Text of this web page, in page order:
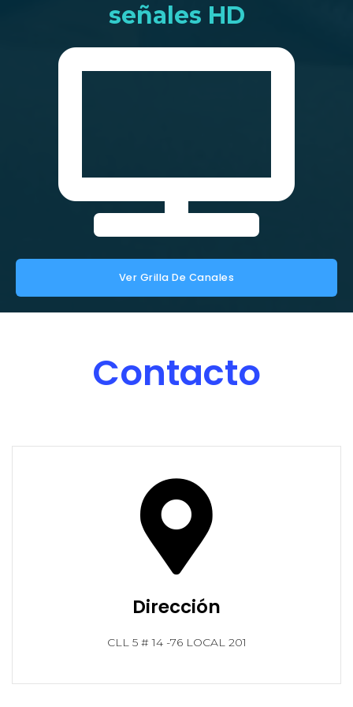
señales HD
Ver Grilla De Canales
Contacto
Dirección
CLL 5 # 14 -76 LOCAL 201